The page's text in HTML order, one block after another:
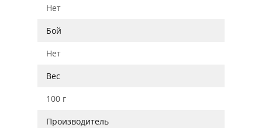
Нет
Бой
Нет
Вес
100 г
Производитель